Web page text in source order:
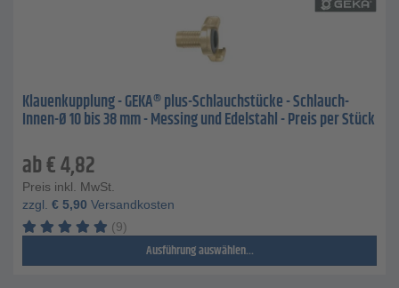
Klauenkupplung - GEKA® plus-Schlauchstücke - Schlauch-
Innen-Ø 10 bis 38 mm - Messing und Edelstahl - Preis per Stück
ab€4,82
Preis inkl. MwSt.
zzgl. € 5,90 Versandkosten
(9)
Ausführung auswählen...